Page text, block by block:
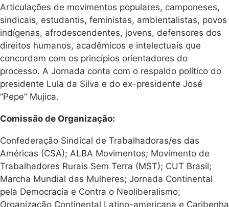
Articulações de movimentos populares, camponeses,
sindicais, estudantis, feministas, ambientalistas, povos
indígenas, afrodescendentes, jovens, defensores dos
direitos humanos, acadêmicos e intelectuais que
concordam com os princípios orientadores do
processo. A Jornada conta com o respaldo político do
presidente Lula da Silva e do ex-presidente José
“Pepe” Mujica.
Comissão de Organização:
Confederação Sindical de Trabalhadoras/es das
Américas (CSA); ALBA Movimentos; Movimento de
Trabalhadores Rurais Sem Terra (MST); CUT Brasil;
Marcha Mundial das Mulheres; Jornada Continental
pela Democracia e Contra o Neoliberalismo;
Organização Continental Latino-americana e Caribenha